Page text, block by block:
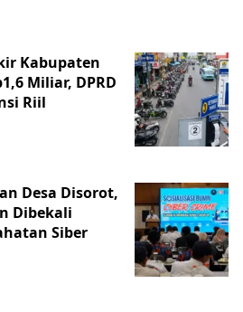
Kabupaten
Miliar, DPRD
Riil
Desa Disorot,
Dibekali
Siber